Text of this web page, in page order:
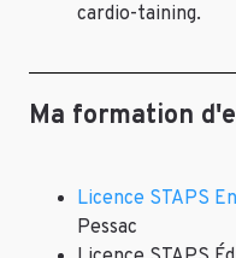
cardio-taining.
Ma formation
Licence STAPS
Pessac